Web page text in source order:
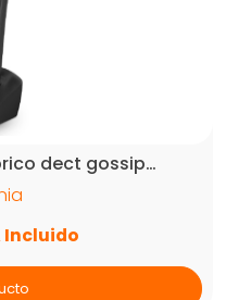
dect gossip…
Incluido